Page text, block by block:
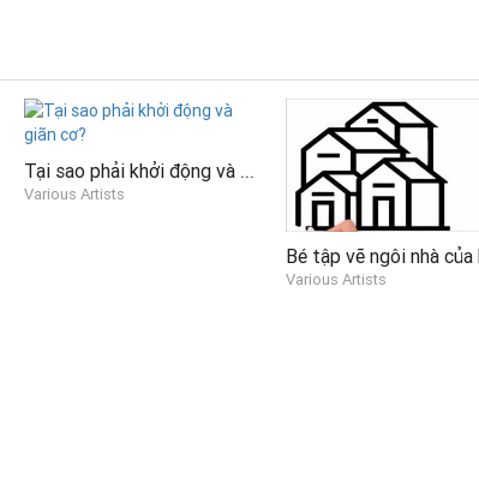
Tại sao phải khởi động và giãn cơ?
Various Artists
Bé tập vẽ ngôi nhà của
Various Artists